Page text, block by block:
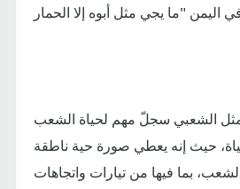
الشعبي سجلّ مهم لحياة الشعب
حيث إنه يعطي صورة حية ناطقة
بما فيها من تيارات واتجاهات